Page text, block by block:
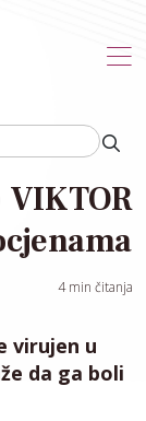
4 min čitanja
virujen u
da ga boli